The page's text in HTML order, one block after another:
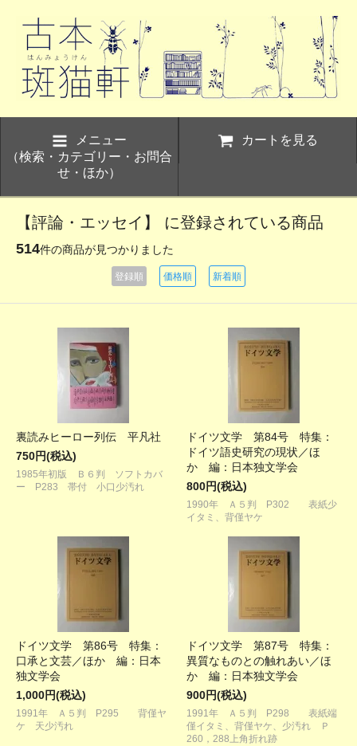
メニュー
（検索・カテゴリー・お問合
せ・ほか）
カートを見る
【評論・エッセイ】 に登録されている商品
514件の商品が見つかりました
登録順 価格順 新着順
裏読みヒーロー列伝 平凡社
750円(税込)
1985年初版 Ｂ６判 ソフトカバ
ー P283 帯付 小口少汚れ
ドイツ文学 第84号 特集：
ドイツ語史研究の現状／ほ
か 編：日本独文学会
800円(税込)
1990年 Ａ５判 P302 表紙少
イタミ、背僅ヤケ
ドイツ文学 第86号 特集：
口承と文芸／ほか 編：日本
独文学会
1,000円(税込)
1991年 Ａ５判 P295 背僅ヤ
ケ 天少汚れ
ドイツ文学 第87号 特集：
異質なものとの触れあい／ほ
か 編：日本独文学会
900円(税込)
1991年 Ａ５判 P298 表紙端
僅イタミ、背僅ヤケ、少汚れ Ｐ
260，288上角折れ跡